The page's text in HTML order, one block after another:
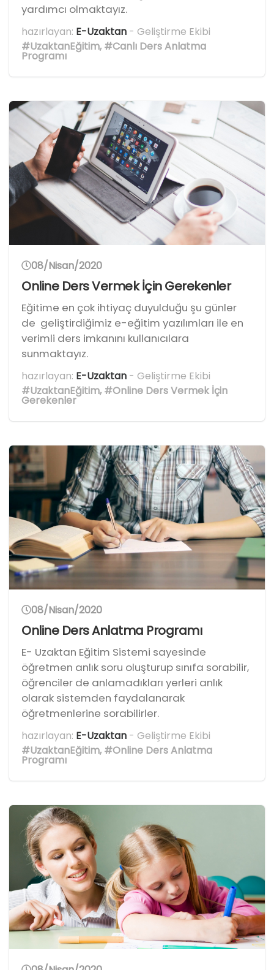
yardımcı olmaktayız.
hazırlayan: E-Uzaktan - Geliştirme Ekibi
#UzaktanEğitim,#Canlı Ders Anlatma
Programı
08/Nisan/2020
Online Ders Vermek İçin Gerekenler
Eğitime en çok ihtiyaç duyulduğu şu günler
de geliştirdiğimiz e-eğitim yazılımları ile en
verimli ders imkanını kullanıcılara
sunmaktayız.
hazırlayan: E-Uzaktan - Geliştirme Ekibi
#UzaktanEğitim,#Online Ders Vermek İçin
Gerekenler
08/Nisan/2020
Online Ders Anlatma Programı
E- Uzaktan Eğitim Sistemi sayesinde
öğretmen anlık soru oluşturup sınıfa sorabilir,
öğrenciler de anlamadıkları yerleri anlık
olarak sistemden faydalanarak
öğretmenlerine sorabilirler.
hazırlayan: E-Uzaktan - Geliştirme Ekibi
#UzaktanEğitim,#Online Ders Anlatma
Programı